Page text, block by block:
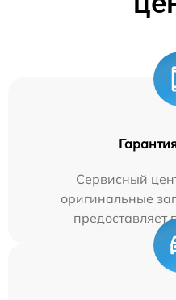
Сервисный
оригинальные
предоставляет